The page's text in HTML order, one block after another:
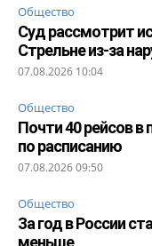
Общество
Суд рассмотрит
Стрельне из-за
07.08.2026 10:04
Общество
Почти 40 рейсов в
по расписанию
07.08.2026 09:50
Общество
За год в России
меньше